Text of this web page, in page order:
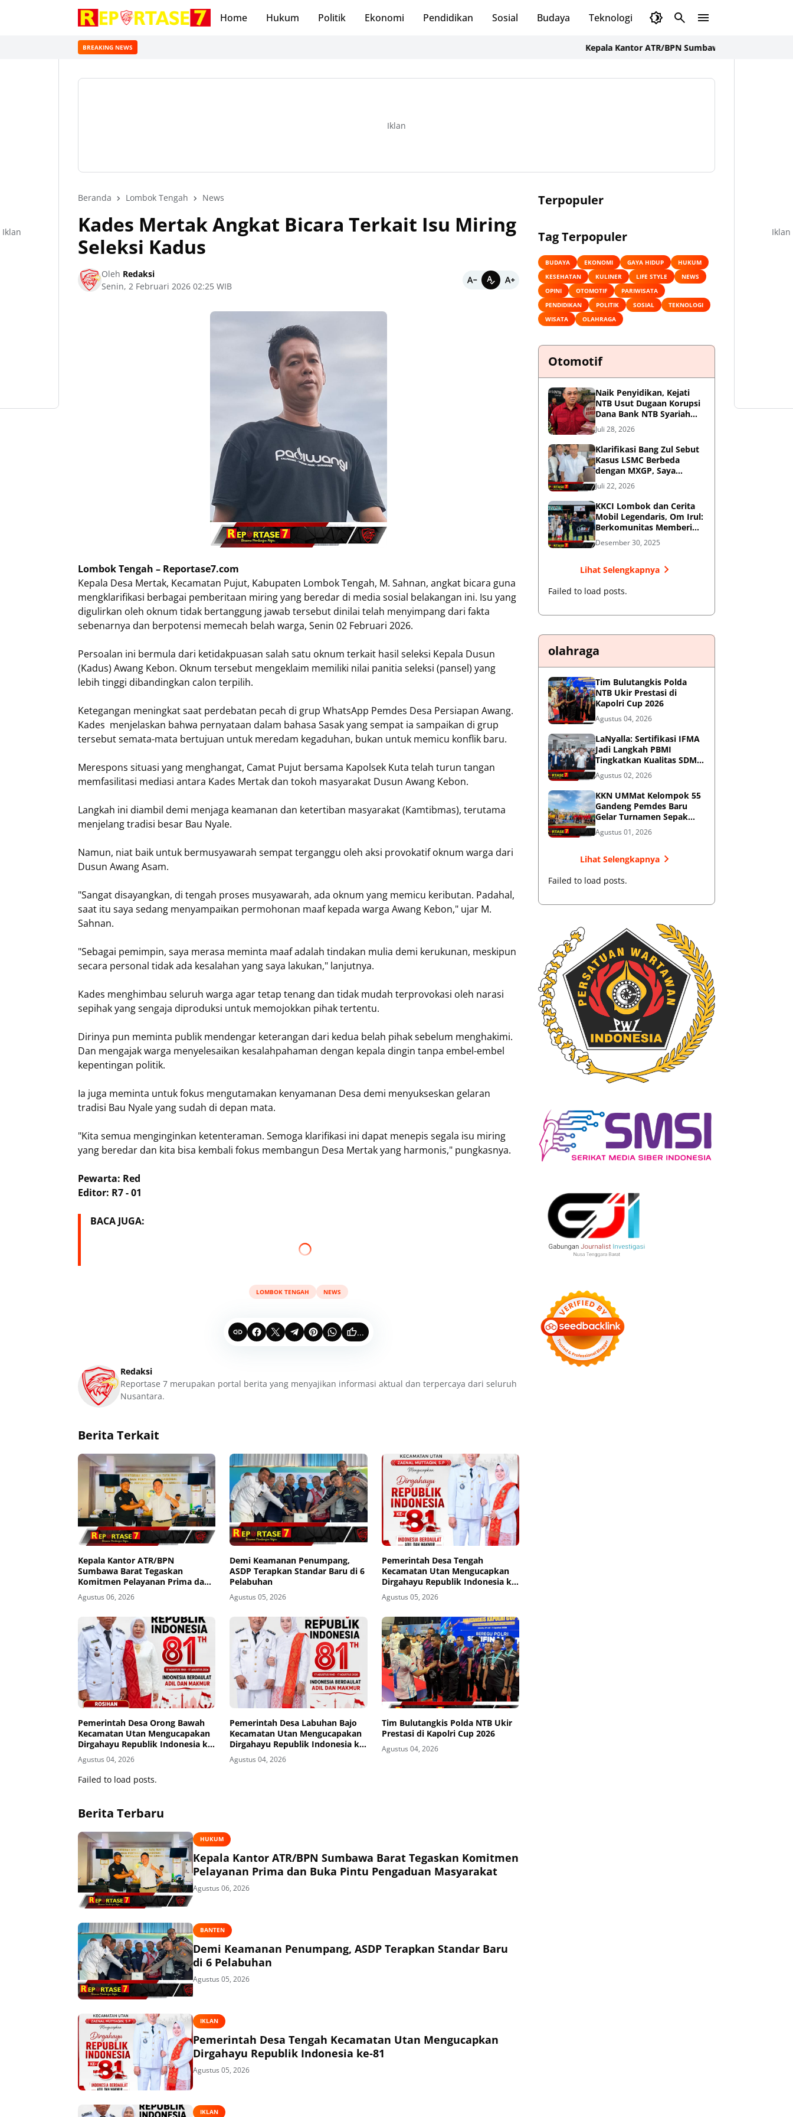
Home Hukum Politik Ekonomi Pendidikan Sosial Budaya Teknologi Olahraga
BREAKING NEWS Kepala Kantor ATR/BPN Sumbawa Barat Tegaskan
Iklan
Beranda Lombok Tengah News
Kades Mertak Angkat Bicara Terkait Isu Miring
Seleksi Kadus
Oleh Redaksi
Senin, 2 Februari 2026 02:25 WIB
Lombok Tengah – Reportase7.com
Kepala Desa Mertak, Kecamatan Pujut, Kabupaten Lombok Tengah, M. Sahnan, angkat bicara guna
mengklarifikasi berbagai pemberitaan miring yang beredar di media sosial belakangan ini. Isu yang
digulirkan oleh oknum tidak bertanggung jawab tersebut dinilai telah menyimpang dari fakta
sebenarnya dan berpotensi memecah belah warga, Senin 02 Februari 2026.
​Persoalan ini bermula dari ketidakpuasan salah satu oknum terkait hasil seleksi Kepala Dusun
(Kadus) Awang Kebon. Oknum tersebut mengeklaim memiliki nilai panitia seleksi (pansel) yang
lebih tinggi dibandingkan calon terpilih.
​Ketegangan meningkat saat perdebatan pecah di grup WhatsApp Pemdes Desa Persiapan Awang.
Kades menjelaskan bahwa pernyataan dalam bahasa Sasak yang sempat ia sampaikan di grup
tersebut semata-mata bertujuan untuk meredam kegaduhan, bukan untuk memicu konflik baru.
​Merespons situasi yang menghangat, Camat Pujut bersama Kapolsek Kuta telah turun tangan
memfasilitasi mediasi antara Kades Mertak dan tokoh masyarakat Dusun Awang Kebon.
Langkah ini diambil demi menjaga keamanan dan ketertiban masyarakat (Kamtibmas), terutama
menjelang tradisi besar Bau Nyale.
​Namun, niat baik untuk bermusyawarah sempat terganggu oleh aksi provokatif oknum warga dari
Dusun Awang Asam.
​"Sangat disayangkan, di tengah proses musyawarah, ada oknum yang memicu keributan. Padahal,
saat itu saya sedang menyampaikan permohonan maaf kepada warga Awang Kebon," ujar M.
Sahnan.
"Sebagai pemimpin, saya merasa meminta maaf adalah tindakan mulia demi kerukunan, meskipun
secara personal tidak ada kesalahan yang saya lakukan," lanjutnya.
​Kades menghimbau seluruh warga agar tetap tenang dan tidak mudah terprovokasi oleh narasi
sepihak yang sengaja diproduksi untuk memojokkan pihak tertentu.
Dirinya pun meminta publik mendengar keterangan dari kedua belah pihak sebelum menghakimi.
Dan mengajak warga menyelesaikan kesalahpahaman dengan kepala dingin tanpa embel-embel
kepentingan politik.
​Ia juga meminta untuk fokus mengutamakan kenyamanan Desa demi menyukseskan gelaran
tradisi Bau Nyale yang sudah di depan mata.
​"Kita semua menginginkan ketenteraman. Semoga klarifikasi ini dapat menepis segala isu miring
yang beredar dan kita bisa kembali fokus membangun Desa Mertak yang harmonis," pungkasnya.
Pewarta: Red
Editor: R7 - 01
BACA JUGA:
LOMBOK TENGAH NEWS
...
Redaksi
Reportase 7 merupakan portal berita yang menyajikan informasi aktual dan terpercaya dari seluruh
Nusantara.
Berita Terkait
Kepala Kantor ATR/BPN
Sumbawa Barat Tegaskan
Komitmen Pelayanan Prima dan
Buka Pintu Pengaduan
Masyarakat
Agustus 06, 2026
Demi Keamanan Penumpang,
ASDP Terapkan Standar Baru di 6
Pelabuhan
Agustus 05, 2026
Pemerintah Desa Tengah
Kecamatan Utan Mengucapkan
Dirgahayu Republik Indonesia ke-
81
Agustus 05, 2026
Pemerintah Desa Orong Bawah
Kecamatan Utan Mengucapakan
Dirgahayu Republik Indonesia ke-
81
Agustus 04, 2026
Pemerintah Desa Labuhan Bajo
Kecamatan Utan Mengucapakan
Dirgahayu Republik Indonesia ke-
81
Agustus 04, 2026
Tim Bulutangkis Polda NTB Ukir
Prestasi di Kapolri Cup 2026
Agustus 04, 2026
Failed to load posts.
Berita Terbaru
HUKUM
Kepala Kantor ATR/BPN Sumbawa Barat Tegaskan Komitmen
Pelayanan Prima dan Buka Pintu Pengaduan Masyarakat
Agustus 06, 2026
BANTEN
Demi Keamanan Penumpang, ASDP Terapkan Standar Baru
di 6 Pelabuhan
Agustus 05, 2026
IKLAN
Pemerintah Desa Tengah Kecamatan Utan Mengucapkan
Dirgahayu Republik Indonesia ke-81
Agustus 05, 2026
IKLAN
Terpopuler
Tag Terpopuler
BUDAYA EKONOMI GAYA HIDUP
HUKUM
KESEHATAN
KULINER LIFE STYLE
NEWS
OPINI
OTOMOTIF
PARIWISATA
PENDIDIKAN
POLITIK SOSIAL
TEKNOLOGI
WISATA
OLAHRAGA
Otomotif
Naik Penyidikan, Kejati
NTB Usut Dugaan Korupsi
Dana Bank NTB Syariah
untuk MXGP 2023
Juli 28, 2026
Klarifikasi Bang Zul Sebut
Kasus LSMC Berbeda
dengan MXGP, Saya
Dipanggil Sebagai Saksi
Juli 22, 2026
KKCI Lombok dan Cerita
Mobil Legendaris, Om Irul:
Berkomunitas Memberi
Manfaat dan Membangun
Imej Positif
Desember 30, 2025
Lihat Selengkapnya
Failed to load posts.
olahraga
Tim Bulutangkis Polda
NTB Ukir Prestasi di
Kapolri Cup 2026
Agustus 04, 2026
LaNyalla: Sertifikasi IFMA
Jadi Langkah PBMI
Tingkatkan Kualitas SDM
Muaythai
Agustus 02, 2026
KKN UMMat Kelompok 55
Gandeng Pemdes Baru
Gelar Turnamen Sepak
Bola
Agustus 01, 2026
Lihat Selengkapnya
Failed to load posts.
Iklan Iklan